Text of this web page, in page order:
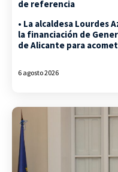
de referencia
• La alcaldesa Lourdes
la financiación de
de Alicante para
6 agosto 2026